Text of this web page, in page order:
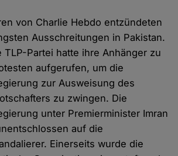
von Charlie Hebdo entzündeten
Ausschreitungen in Pakistan.
TLP-Partei hatte ihre Anhänger zu
aufgerufen, um die
zur Ausweisung des
zu zwingen. Die
unter Premierminister Imran
auf die
Einerseits wurde die